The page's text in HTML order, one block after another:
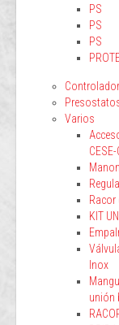
PS
PS
PS
Varios
Racor
KIT
Inox
unión